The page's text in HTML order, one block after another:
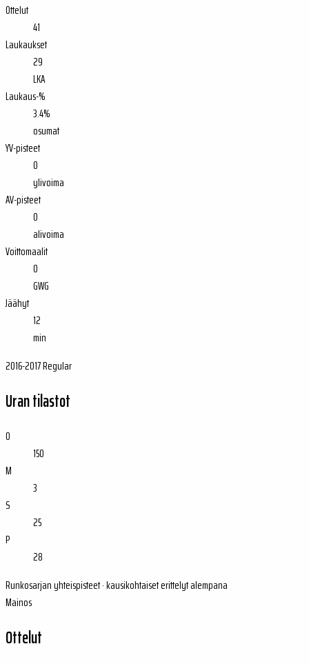
Ottelut
41
Laukaukset
29
LKA
Laukaus-%
3.4%
osumat
YV-pisteet
0
ylivoima
AV-pisteet
0
alivoima
Voittomaalit
0
GWG
Jäähyt
12
min
2016-2017 Regular
Uran tilastot
O
150
M
3
S
25
P
28
Runkosarjan yhteispisteet · kausikohtaiset erittelyt alempana
Mainos
Ottelut